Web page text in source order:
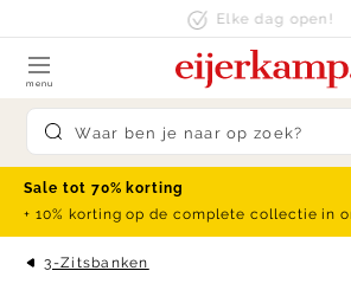
klanten beoordelen ons
Submit search
menu
Sale tot 70% korting
+ 10% korting op de complete collectie in
3-Zitsbanken